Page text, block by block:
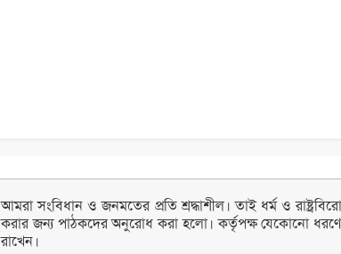
আমরা সংবিধান ও জনমতের প্রতি শ্রদ্ধাশীল। তাই ধর্ম ও
করার জন্য পাঠকদের অনুরোধ করা হলো। কর্তৃপক্ষ যেকোনো
রাখেন।